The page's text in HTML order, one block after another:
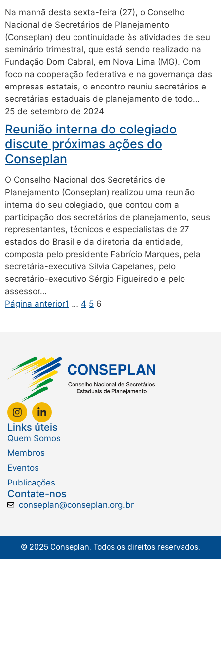
Na manhã desta sexta-feira (27), o Conselho
Nacional de Secretários de Planejamento
(Conseplan) deu continuidade às atividades de seu
seminário trimestral, que está sendo realizado na
Fundação Dom Cabral, em Nova Lima (MG). Com
foco na cooperação federativa e na governança das
empresas estatais, o encontro reuniu secretários e
secretárias estaduais de planejamento de todo…
25 de setembro de 2024
Reunião interna do colegiado
discute próximas ações do
Conseplan
O Conselho Nacional dos Secretários de
Planejamento (Conseplan) realizou uma reunião
interna do seu colegiado, que contou com a
participação dos secretários de planejamento, seus
representantes, técnicos e especialistas de 27
estados do Brasil e da diretoria da entidade,
composta pelo presidente Fabrício Marques, pela
secretária-executiva Silvia Capelanes, pelo
secretário-executivo Sérgio Figueiredo e pelo
assessor…
Página anterior1 … 4 5 6
Links úteis
Quem Somos
Membros
Eventos
Publicações
Contate-nos
conseplan@conseplan.org.br
© 2025 Conseplan. Todos os direitos reservados.